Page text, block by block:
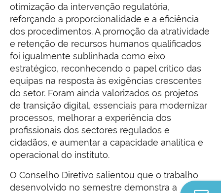
otimização da intervenção regulatória,
reforçando a proporcionalidade e a eficiência
dos procedimentos. A promoção da atratividade
e retenção de recursos humanos qualificados
foi igualmente sublinhada como eixo
estratégico, reconhecendo o papel crítico das
equipas na resposta às exigências crescentes
do setor. Foram ainda valorizados os projetos
de transição digital, essenciais para modernizar
processos, melhorar a experiência dos
profissionais dos sectores regulados e
cidadãos, e aumentar a capacidade analítica e
operacional do instituto.
O Conselho Diretivo salientou que o trabalho
desenvolvido no semestre demonstra a